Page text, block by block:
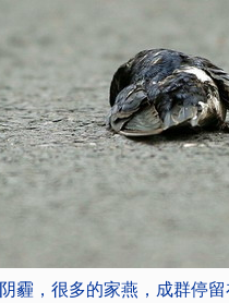
霾，很多的家燕，成群停